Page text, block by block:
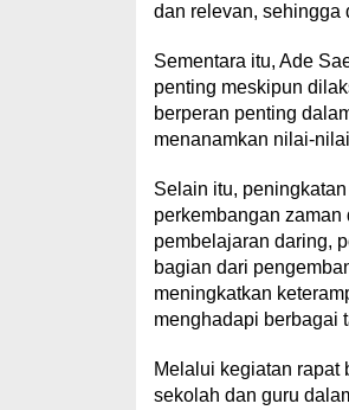
dan relevan, sehingga
Sementara itu, Ade
penting meskipun
berperan penting
menanamkan nilai-
Selain itu,
perkembangan
pembelajaran daring,
bagian dari
meningkatkan
menghadapi berbagai
Melalui kegiatan rapat
sekolah dan guru